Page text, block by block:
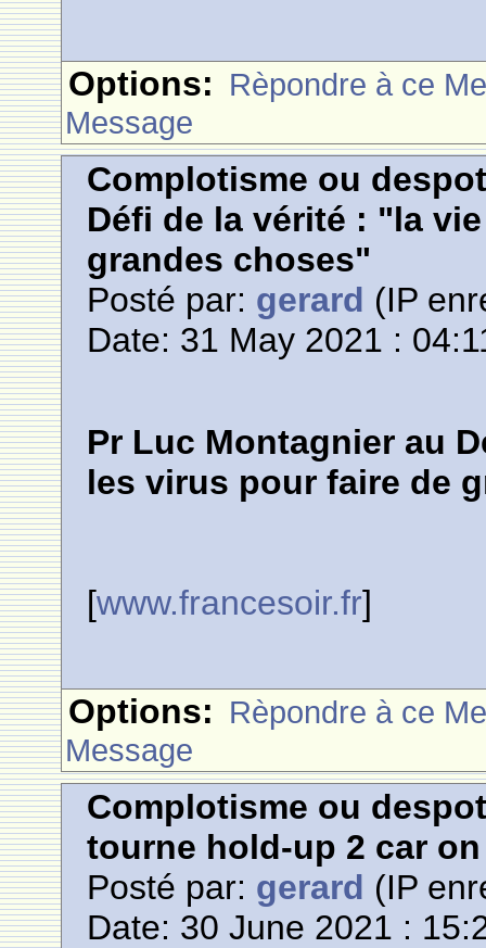
Options: Rèpondre à ce
Message
Complotisme ou
Défi de la vérité : "la
grandes choses"
Posté par: gerard (IP
Date: 31 May 2021 :
Pr Luc Montagnier au
les virus pour faire de
[www.francesoir.fr]
Options: Rèpondre à ce
Message
Complotisme ou
tourne hold-up 2 car
Posté par: gerard (IP
Date: 30 June 2021 :